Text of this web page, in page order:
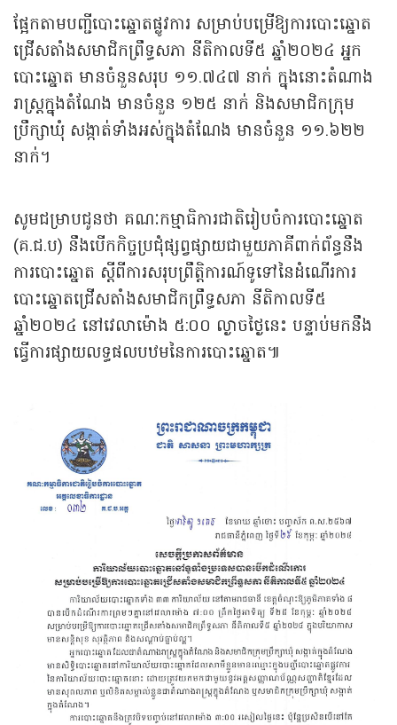
ផ្អែកតាមបញ្ជីបោះឆ្នោតផ្លូវការ សម្រាប់បម្រើឱ្យការបោះឆ្នោត
ជ្រើសតាំងសមាជិកព្រឹទ្ធសភា នីតិកាលទី៥ ឆ្នាំ២០២៤ អ្នក
បោះឆ្នោត មានចំនួនសរុប ១១.៧៤៧ នាក់ ក្នុងនោះតំណាង
រាស្រ្តក្នុងតំណែង មានចំនួន ១២៥ នាក់ និងសមាជិកក្រុម
ប្រឹក្សាឃុំ សង្កាត់ទាំងអស់ក្នុងតំណែង មានចំនួន ១១.៦២២
នាក់។
សូមជម្រាបជូនថា គណៈកម្មាធិការជាតិរៀបចំការបោះឆ្នោត
(គ.ជ.ប) នឹងបើកកិច្ចប្រជុំផ្សព្វផ្សាយជាមួយភាគីពាក់ព័ន្ធនឹង
ការបោះឆ្នោត ស្ដីពីការសរុបព្រឹត្តិការណ៍ទូទៅនៃដំណើរការ
បោះឆ្នោតជ្រើសតាំងសមាជិកព្រឹទ្ធសភា នីតិកាលទី៥
ឆ្នាំ២០២៤ នៅវេលាម៉ោង ៥:០០ ល្ងាចថ្ងៃនេះ បន្ទាប់មកនឹង
ធ្វើការផ្សាយលទ្ធផលបឋមនៃការបោះឆ្នោត៕